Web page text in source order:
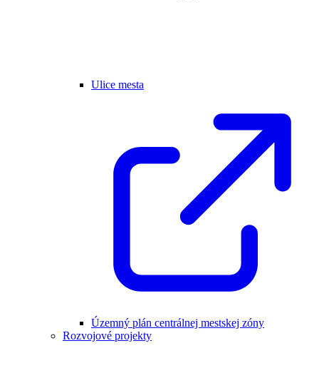
Ulice mesta
Územný plán centrálnej mestskej zóny
Rozvojové projekty